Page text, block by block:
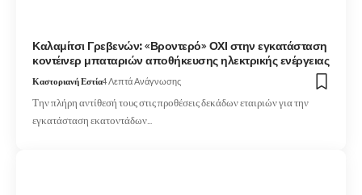
Καλαμίτσι Γρεβενών: «Βροντερό» ΟΧΙ στην εγκατάσταση
κοντέινερ μπαταριών αποθήκευσης ηλεκτρικής ενέργειας
Καστοριανή Εστία4 Λεπτά Ανάγνωσης
Την πλήρη αντίθεσή τους στις προθέσεις δεκάδων εταιριών για την
εγκατάσταση εκατοντάδων…